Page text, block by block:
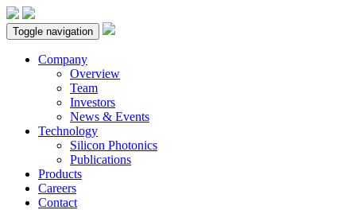
Toggle navigation
Company
Overview
Team
Investors
News & Events
Technology
Silicon Photonics
Publications
Products
Careers
Contact